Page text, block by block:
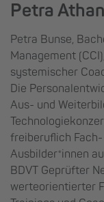
Petra
Petra Bunse,
Management
systemischer
Die
Aus- und
freiberuflich
Ausbilder*innen
BDVT Geprüfter
werteorientierter